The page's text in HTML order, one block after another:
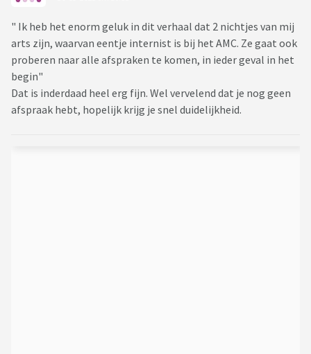
" Ik heb het enorm geluk in dit verhaal dat 2 nichtjes van mij
arts zijn, waarvan eentje internist is bij het AMC. Ze gaat ook
proberen naar alle afspraken te komen, in ieder geval in het
begin"
Dat is inderdaad heel erg fijn. Wel vervelend dat je nog geen
afspraak hebt, hopelijk krijg je snel duidelijkheid.